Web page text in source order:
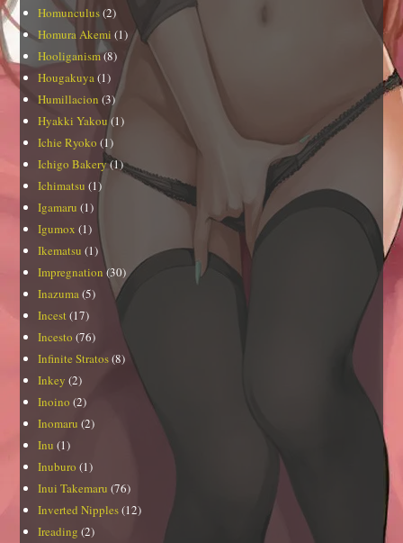
Homunculus(2)
Homura Akemi (1)
Hooliganism(8)
Hougakuya(1)
Humillacion (3)
Hyakki Yakou(1)
Ichie Ryoko (1)
Ichigo Bakery(1)
Ichimatsu (1)
Igamaru (1)
Igumox (1)
Ikematsu (1)
Impregnation (30)
Inazuma(5)
Incest (17)
Incesto (76)
Infinite Stratos(8)
Inkey (2)
Inoino (2)
Inomaru (2)
Inu (1)
Inuburo (1)
Inui Takemaru (76)
Inverted Nipples(12)
Ireading (2)